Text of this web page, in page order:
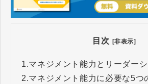
目次 [非表示]
1.マネジメント能力とリーダー
2.マネジメント能力に必要な5つ